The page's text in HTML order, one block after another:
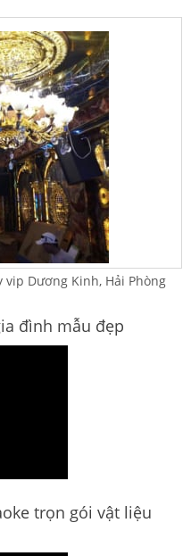
vip Dương Kinh, Hải Phòng
đình mẫu đẹp
trọn gói vật liệu